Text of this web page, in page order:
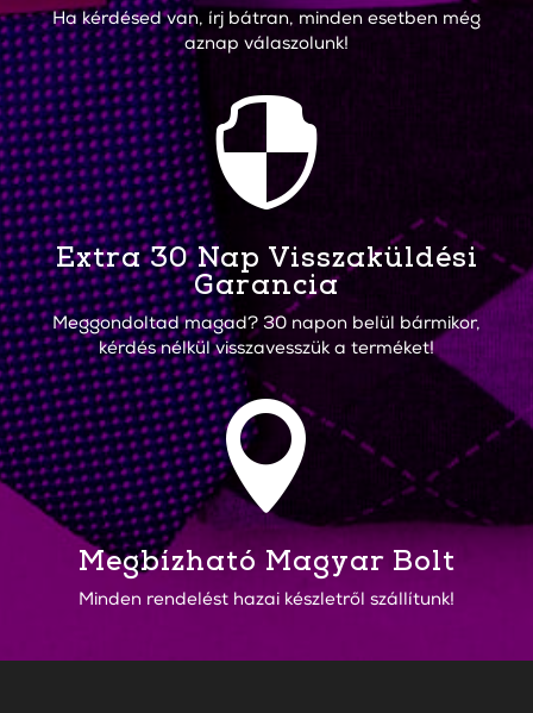
Ha kérdésed van, írj bátran, minden esetben még
aznap válaszolunk!

Extra 30 Nap Visszaküldési
Garancia
Meggondoltad magad? 30 napon belül bármikor,
kérdés nélkül visszavesszük a terméket!

Megbízható Magyar Bolt
Minden rendelést hazai készletről szállítunk!